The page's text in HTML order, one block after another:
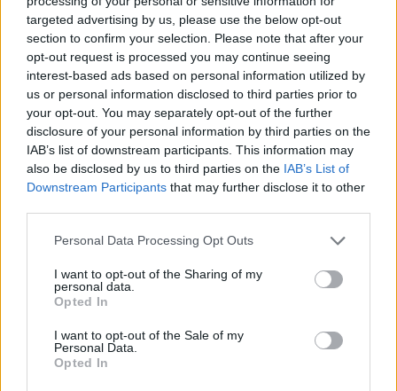
targeted advertising by us, please use the below opt-out
section to confirm your selection. Please note that after your
opt-out request is processed you may continue seeing
interest-based ads based on personal information utilized by
us or personal information disclosed to third parties prior to
your opt-out. You may separately opt-out of the further
disclosure of your personal information by third parties on the
IAB’s list of downstream participants. This information may
also be disclosed by us to third parties on the IAB’s List of
Downstream Participants that may further disclose it to other
Personal Data Processing Opt Outs
I want to opt-out of the Sharing of my
personal data.
Opted In
I want to opt-out of the Sale of my
Personal Data.
Opted In
Κλείστε Ραντεβού
Συμπληρώστε τα στοιχεία σας και θα
επικοινωνήσουμε μαζί σας.